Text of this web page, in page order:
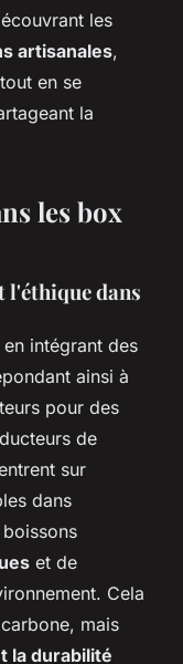
les
artisanales,
en se
la
les box
dans
intégrant des
ainsi à
pour des
de
sur
dans
et de
Cela
mais
la durabilité